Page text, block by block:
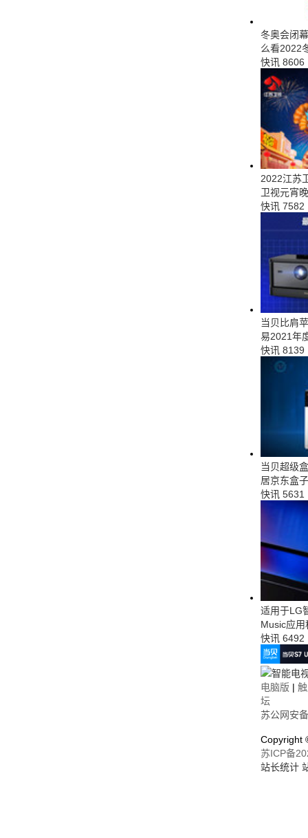
冬奥会闭
么看2022
快讯 8606
2022江苏
卫视元宵
快讯 7582
当贝比肩
易2021年
快讯 8139
当贝超级
居京东盒
快讯 5631
适用于LG
Music应
快讯 6492
电脑版 |
坛
苏公网安
Copyright
苏ICP备
站长统计